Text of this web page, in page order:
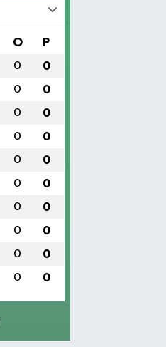
O P
0 0
0 0
0 0
0 0
0 0
0 0
0 0
0 0
0 0
0 0